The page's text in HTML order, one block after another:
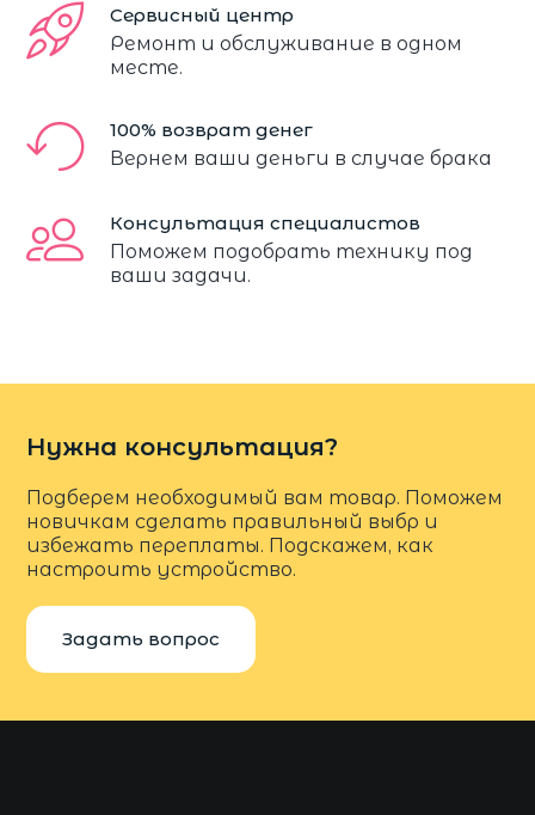
Сервисный центр
Ремонт и обслуживание в одном
месте.
100% возврат денег
Вернем ваши деньги в случае брака
Консультация специалистов
Поможем подобрать технику под
ваши задачи.
Нужна консультация?
Подберем необходимый вам товар. Поможем
новичкам сделать правильный выбр и
избежать переплаты. Подскажем, как
настроить устройство.
Задать вопрос